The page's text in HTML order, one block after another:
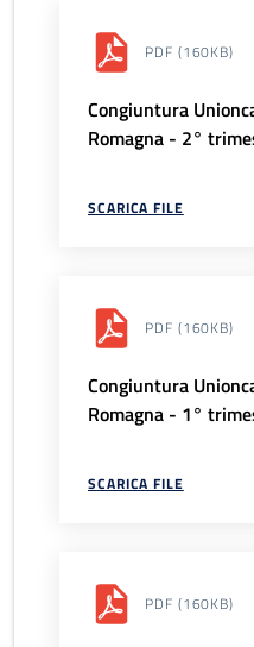
PDF (160KB)
Congiuntura
Romagna - 2°
SCARICA FILE
PDF (160KB)
Congiuntura
Romagna - 1°
SCARICA FILE
PDF (160KB)